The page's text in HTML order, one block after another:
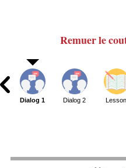
Remuerle
Dialog 1 Dialog 2 Lesson